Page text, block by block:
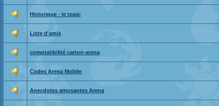
Historique - le topic
Liste d'amis
comptatibilité carton-arena
Codes Arena Mobile
Anecdotes amusantes Arena